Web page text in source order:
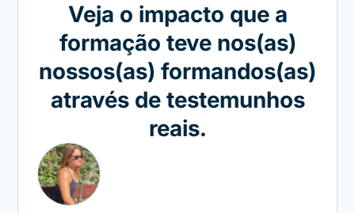
Veja o impacto que a
formação teve nos(as)
nossos(as) formandos(as)
através de testemunhos
reais.